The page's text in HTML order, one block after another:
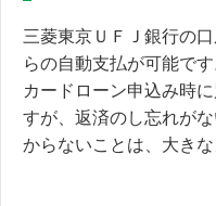
三菱東京ＵＦＪ銀行の
らの自動支払が可能です
カードローン申込み時
すが、返済のし忘れが
からないことは、大きな